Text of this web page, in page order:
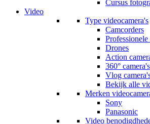
Cursus
Video
Type videocamera's
Camcorders
Professionele
Drones
Action
360° camera's
Vlog
Bekijk alle
Merken
Sony
Panasonic
Video